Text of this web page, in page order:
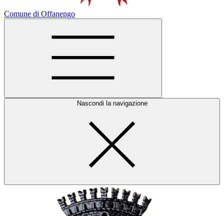
Comune di Offanengo
Nascondi la navigazione